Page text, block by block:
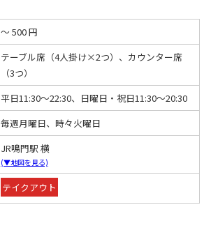
～ 500 円
テーブル席（4人掛け×2つ）、カウンター席
（3つ）
平日11:30～22:30、日曜日・祝日11:30～20:30
毎週月曜日、時々火曜日
JR鳴門駅 横
(▼地図を見る)
テイクアウト